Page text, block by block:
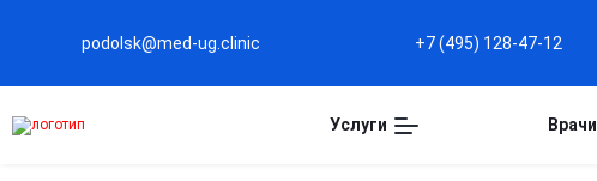
podolsk@med-ug.clinic +7 (495) 128-47-12
Услуги Врачи